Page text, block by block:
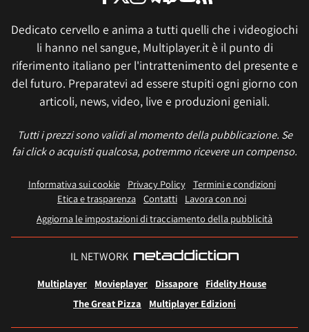
Dedicato cervello e anima a tutti quelli che i videogiochi
li hanno nel sangue, Multiplayer.it è il punto di
riferimento italiano per l'intrattenimento del presente e
del futuro. Preparatevi ad essere stupiti ogni giorno con
articoli, news, video, live e produzioni geniali.
Tutti i prezzi sono validi al momento della pubblicazione. Se
fai click o acquisti qualcosa, potremmo ricevere un compenso.
Informativa sui cookie Privacy Policy
Termini e condizioni
Etica e trasparenza Contatti
Lavora con noi
Aggiorna le impostazioni di tracciamento della pubblicità
IL NETWORK
Multiplayer Movieplayer Dissapore
Fidelity House
The Great Pizza
Multiplayer Edizioni